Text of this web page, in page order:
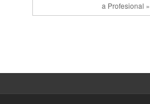
a Profesional »